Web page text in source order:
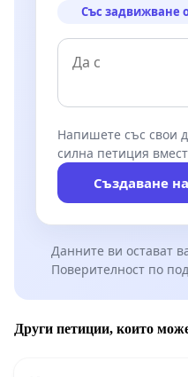
Със задвижване
Напишете със свои
силна петиция
Създаване
Данните ви остават
Поверителност по
Други петиции, които